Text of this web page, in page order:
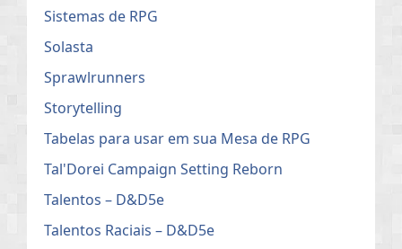
Sistemas de RPG
Solasta
Sprawlrunners
Storytelling
Tabelas para usar em sua Mesa de RPG
Tal'Dorei Campaign Setting Reborn
Talentos – D&D5e
Talentos Raciais – D&D5e